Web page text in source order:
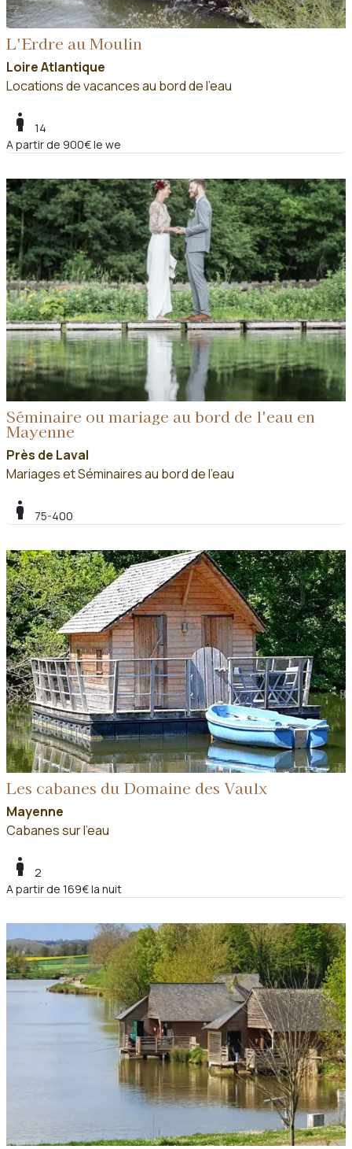
L'Erdre au Moulin
Loire Atlantique
Locations de vacances au bord de l'eau
boy
14
A partir de 900€ le we
Séminaire ou mariage au bord de l'eau en
Mayenne
Près de Laval
Mariages et Séminaires au bord de l'eau
boy 75-400
Les cabanes du Domaine des Vaulx
Mayenne
Cabanes sur l'eau
boy
2
A partir de 169€ la nuit